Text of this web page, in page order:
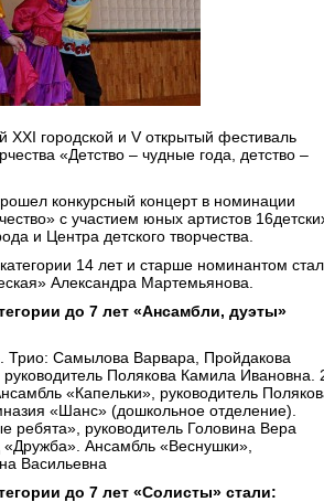
XXI городской и V открытый фестиваль
«Детство – чудные года, детство –
конкурсный концерт в номинации
с участием юных артистов
и Центра детского творчества.
14 лет и старше номинантом
Александра Мартемьянова.
до 7 лет «Ансамбли, дуэты»
Самылова Варвара, Пройдакова
Полякова Камила Ивановна.
«Капельки», руководитель
«Шанс» (дошкольное отделение).
ребята», руководитель Головина Вера
Ансамбль «Веснушки»,
Васильевна
до 7 лет «Солисты» стали: